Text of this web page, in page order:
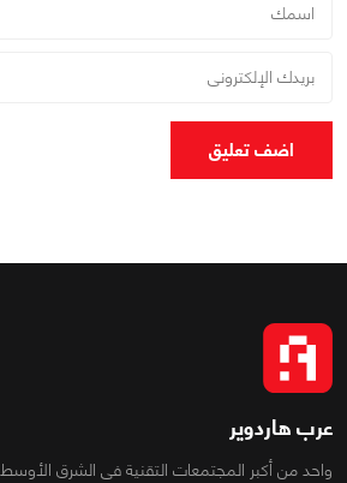
اضف تعليق
عرب هاردوير
واحد من أكبر المجتمعات التقنية فى الشرق